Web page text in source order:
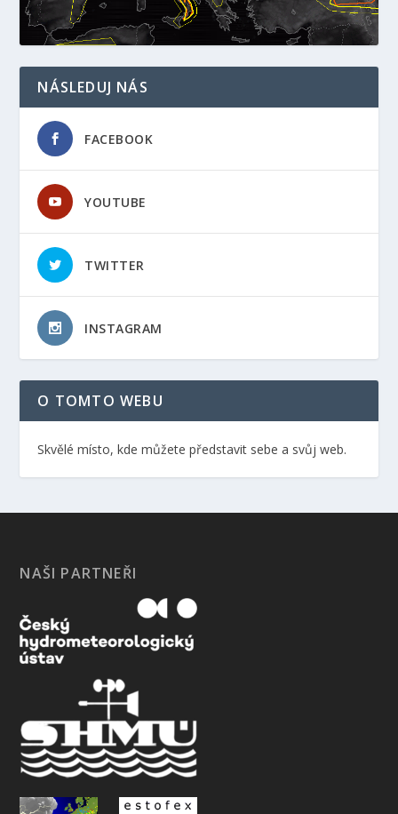
NÁSLEDUJ NÁS
FACEBOOK
YOUTUBE
TWITTER
INSTAGRAM
O TOMTO WEBU
Skvělé místo, kde můžete představit sebe a svůj web.
NAŠI PARTNEŘI